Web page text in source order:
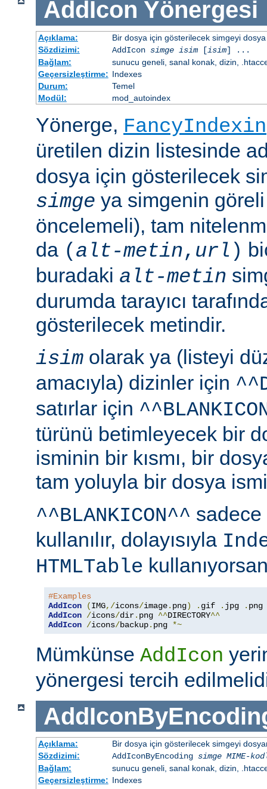
AddIcon Yönergesi
Açıklama:
Bir dosya için gösterilecek simgeyi
Sözdizimi:
AddIcon simge isim[isim] ...
Bağlam:
sunucu geneli, sanal konak, dizin,
Geçersizleştirme: Indexes
Durum:
Temel
Modül:
mod_autoindex
Yönerge,
üretilen dizin listesinde
dosya için gösterilecek
simge ya simgenin göreli
öncelemeli), tam
da ( alt-metin, url )
buradaki alt-metin
durumda tarayıcı
gösterilecek metindir.
isim olarak ya (listeyi
amacıyla) dizinler için
satırlar için
türünü betimleyecek bir
isminin bir kısmı, bir
tam yoluyla bir dosya
^^BLANKICON^^
kullanılır, dolayısıyla
HTMLTable
#Examples
AddIcon
(IMG,/icons/image. png) . gif . jpg .
AddIcon /icons/dir. png ^^DIRECTORY^^
AddIcon /icons/backup. png *~
Mümkünse AddIcon
yönergesi tercih
Açıklama:
Bir dosya için gösterilecek simgeyi
Sözdizimi:
AddIconByEncoding simge MIME-
Bağlam:
sunucu geneli, sanal konak, dizin,
Geçersizleştirme: Indexes